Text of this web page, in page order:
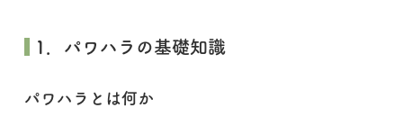
1．パワハラの基礎知識
パワハラとは何か